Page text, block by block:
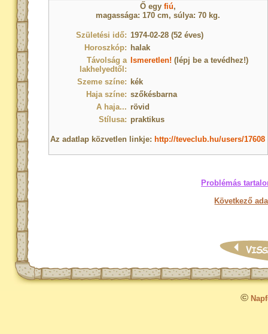
Ő egy fiú,
magassága: 170 cm, súlya: 70 kg.
Születési idő: 1974-02-28 (52 éves)
Horoszkóp: halak
Távolság a
lakhelyedtől:
Ismeretlen! (lépj be a tevédhez!)
Szeme színe: kék
Haja színe: szőkésbarna
A haja... rövid
Stílusa: praktikus
Az adatlap közvetlen linkje: http://teveclub.hu/users/17608
Problémás
Következő
©